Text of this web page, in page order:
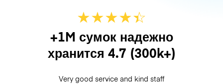
★★★★☆
★
+1M сумок надежно
хранится 4.7 (300k+)
Very good service and kind staff